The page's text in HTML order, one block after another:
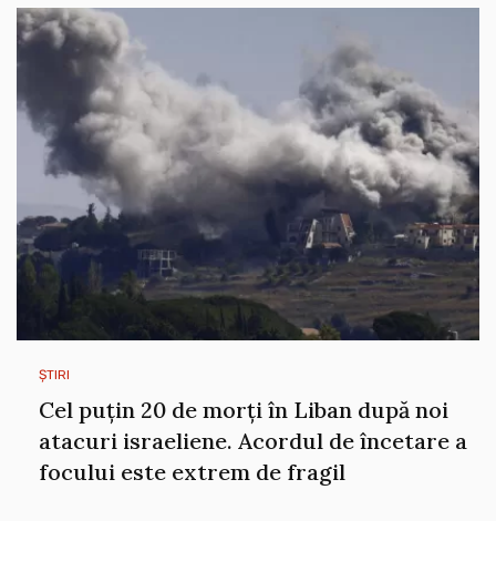
ȘTIRI
Cel puțin 20 de morți în Liban după noi
atacuri israeliene. Acordul de încetare a
focului este extrem de fragil